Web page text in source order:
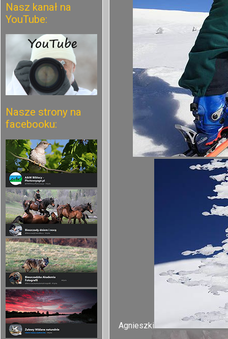
Nasz kanał na
YouTube:
Nasze strony na
facebooku:
Agnieszki